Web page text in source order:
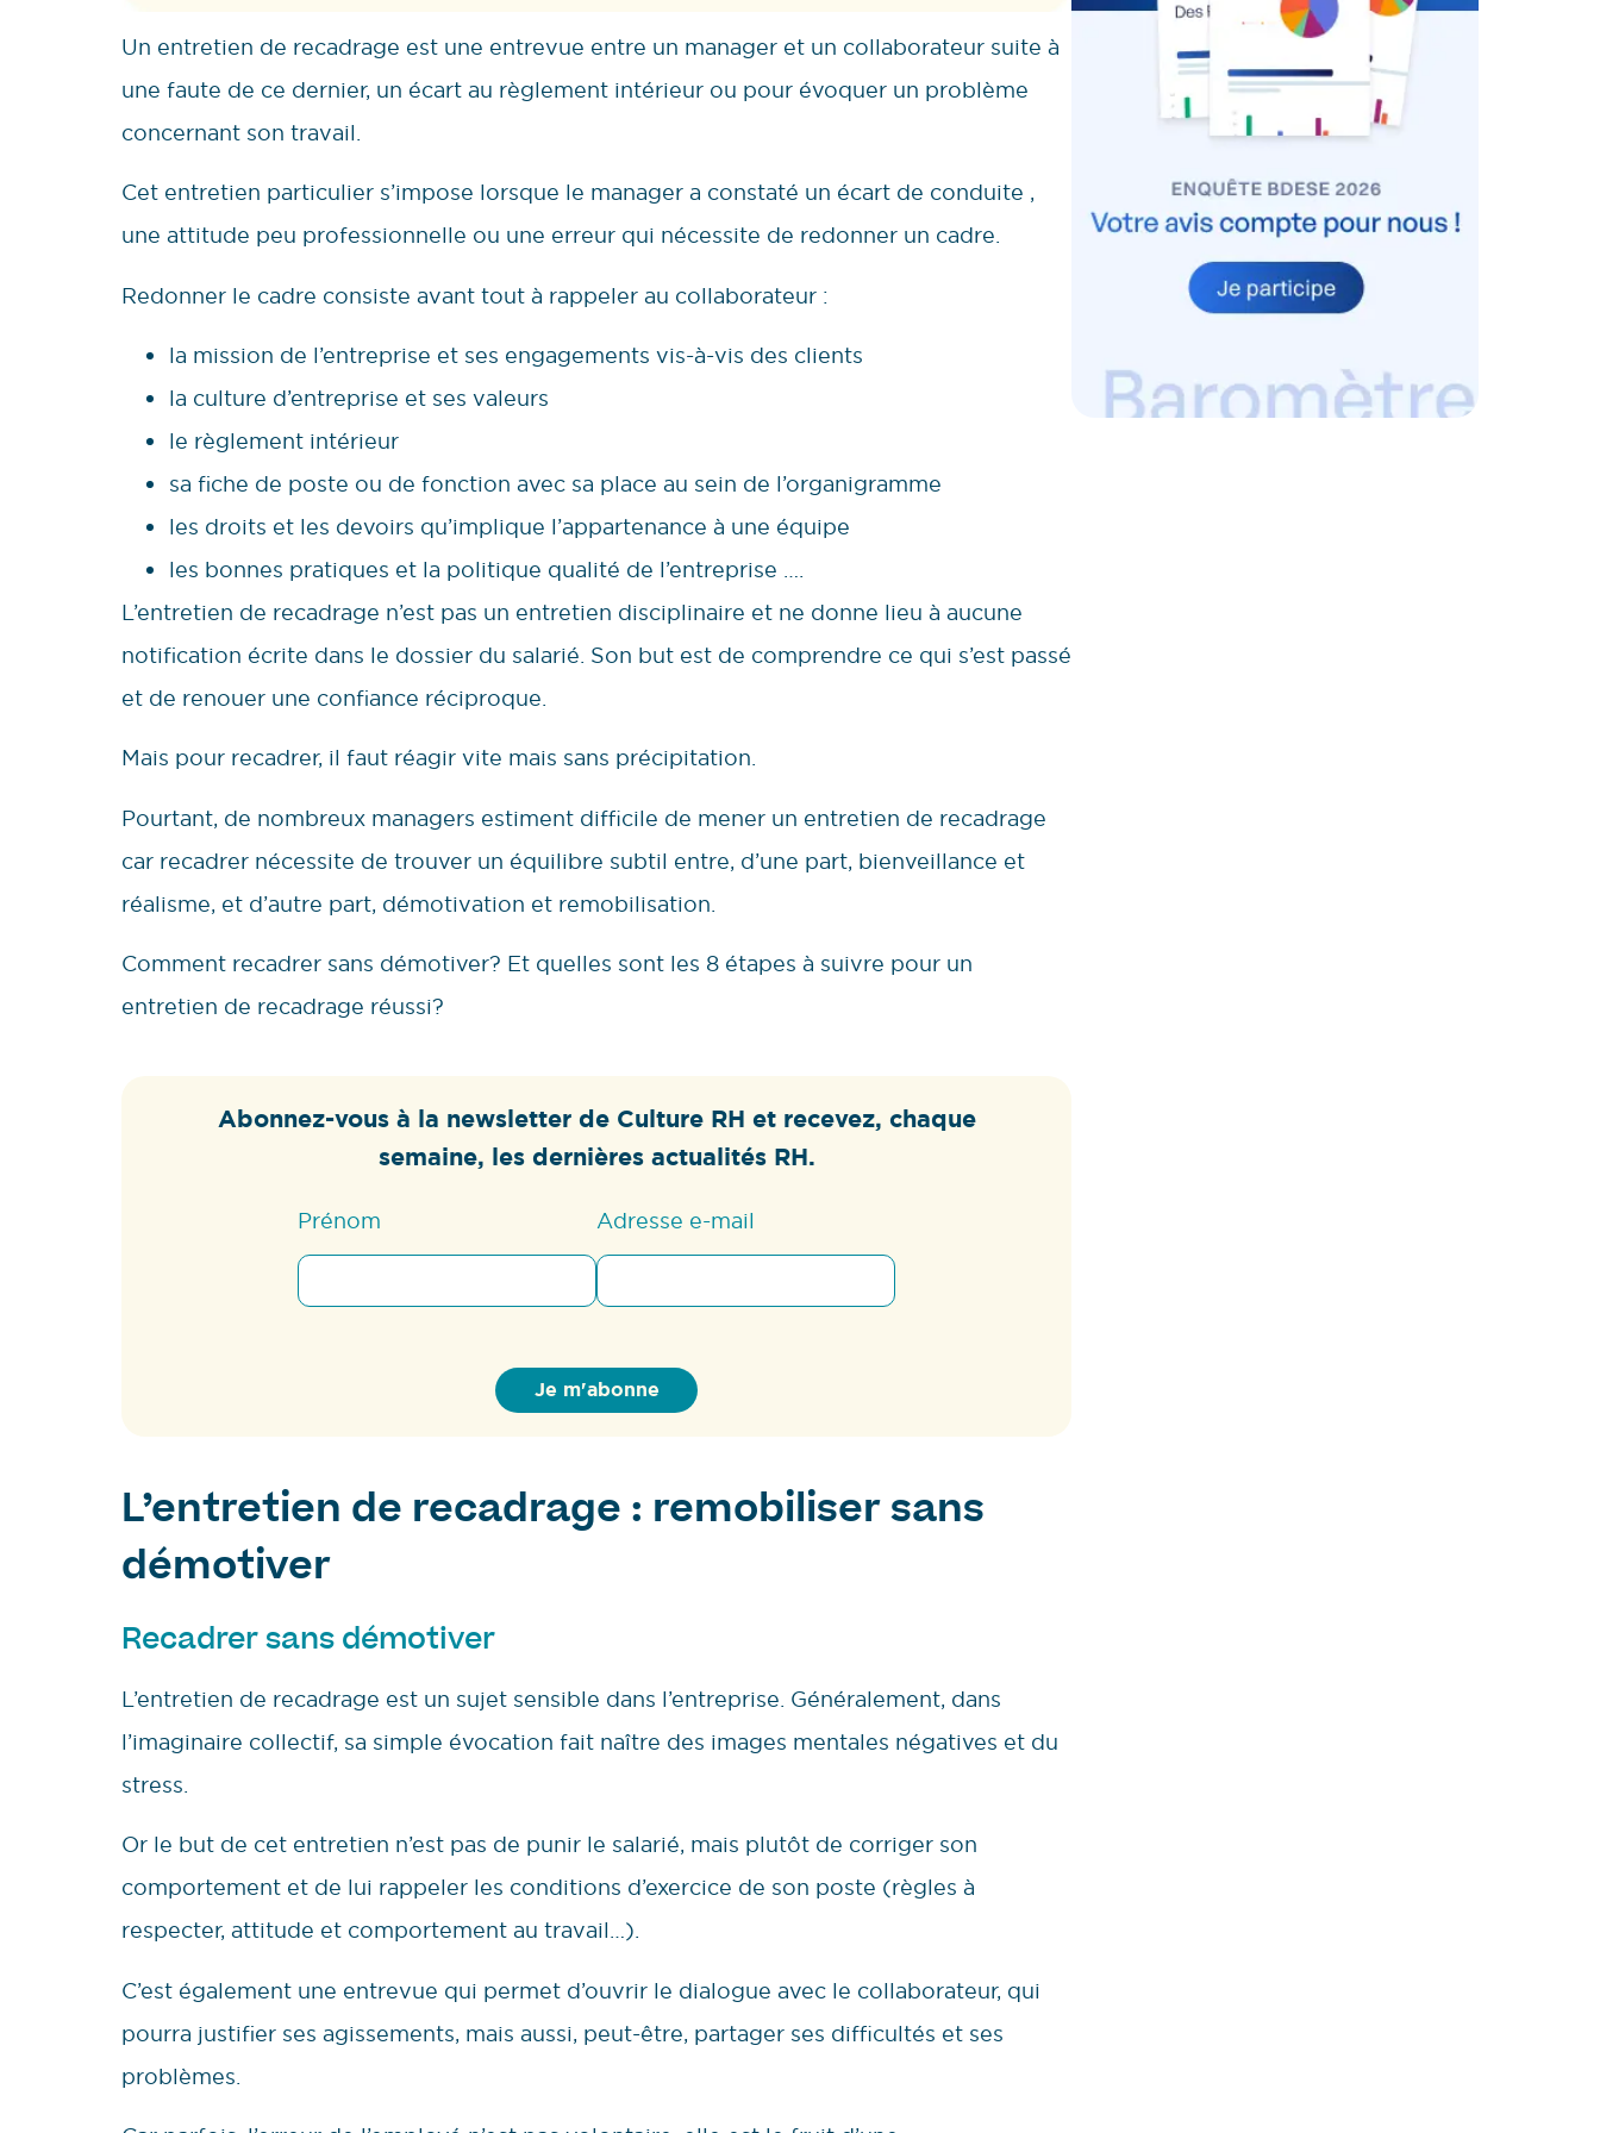
Un entretien de recadrage est une entrevue entre un manager et un collaborateur suite à
une faute de ce dernier, un écart au règlement intérieur ou pour évoquer un problème
concernant son travail.
Cet entretien particulier s’impose lorsque le manager a constaté un écart de conduite ,
une attitude peu professionnelle ou une erreur qui nécessite de redonner un cadre.
Redonner le cadre consiste avant tout à rappeler au collaborateur :
la mission de l’entreprise et ses engagements vis-à-vis des clients
la culture d’entreprise et ses valeurs
le règlement intérieur
sa fiche de poste ou de fonction avec sa place au sein de l’organigramme
les droits et les devoirs qu’implique l’appartenance à une équipe
les bonnes pratiques et la politique qualité de l’entreprise ….
L’entretien de recadrage n’est pas un entretien disciplinaire et ne donne lieu à aucune
notification écrite dans le dossier du salarié. Son but est de comprendre ce qui s’est passé
et de renouer une confiance réciproque.
Mais pour recadrer, il faut réagir vite mais sans précipitation.
Pourtant, de nombreux managers estiment difficile de mener un entretien de recadrage
car recadrer nécessite de trouver un équilibre subtil entre, d’une part, bienveillance et
réalisme, et d’autre part, démotivation et remobilisation.
Comment recadrer sans démotiver? Et quelles sont les 8 étapes à suivre pour un
entretien de recadrage réussi?
Abonnez-vous à la newsletter de Culture RH et recevez, chaque
semaine, les dernières actualités RH.
Prénom Adresse e-mail
L’entretien de recadrage : remobiliser sans
démotiver
Recadrer sans démotiver
L’entretien de recadrage est un sujet sensible dans l’entreprise. Généralement, dans
l’imaginaire collectif, sa simple évocation fait naître des images mentales négatives et du
stress.
Or le but de cet entretien n’est pas de punir le salarié, mais plutôt de corriger son
comportement et de lui rappeler les conditions d’exercice de son poste (règles à
respecter, attitude et comportement au travail…).
C’est également une entrevue qui permet d’ouvrir le dialogue avec le collaborateur, qui
pourra justifier ses agissements, mais aussi, peut-être, partager ses difficultés et ses
problèmes.